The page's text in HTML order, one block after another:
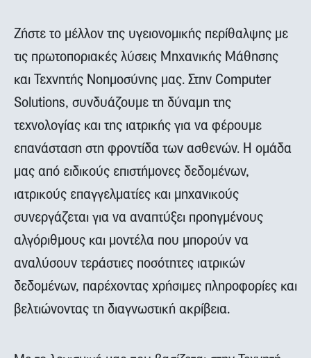
Ζήστε το μέλλον της υγειονομικής περίθαλψης με
τις πρωτοποριακές λύσεις Μηχανικής Μάθησης
και Τεχνητής Νοημοσύνης μας. Στην Computer
Solutions, συνδυάζουμε τη δύναμη της
τεχνολογίας και της ιατρικής για να φέρουμε
επανάσταση στη φροντίδα των ασθενών. Η ομάδα
μας από ειδικούς επιστήμονες δεδομένων,
ιατρικούς επαγγελματίες και μηχανικούς
συνεργάζεται για να αναπτύξει προηγμένους
αλγόριθμους και μοντέλα που μπορούν να
αναλύσουν τεράστιες ποσότητες ιατρικών
δεδομένων, παρέχοντας χρήσιμες πληροφορίες και
βελτιώνοντας τη διαγνωστική ακρίβεια.